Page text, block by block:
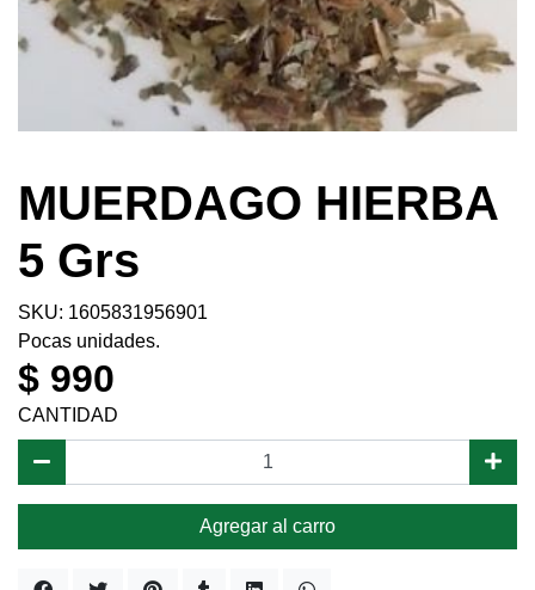
MUERDAGO HIERBA
5 Grs
SKU: 1605831956901
Pocas unidades.
$ 990
CANTIDAD
Agregar al carro